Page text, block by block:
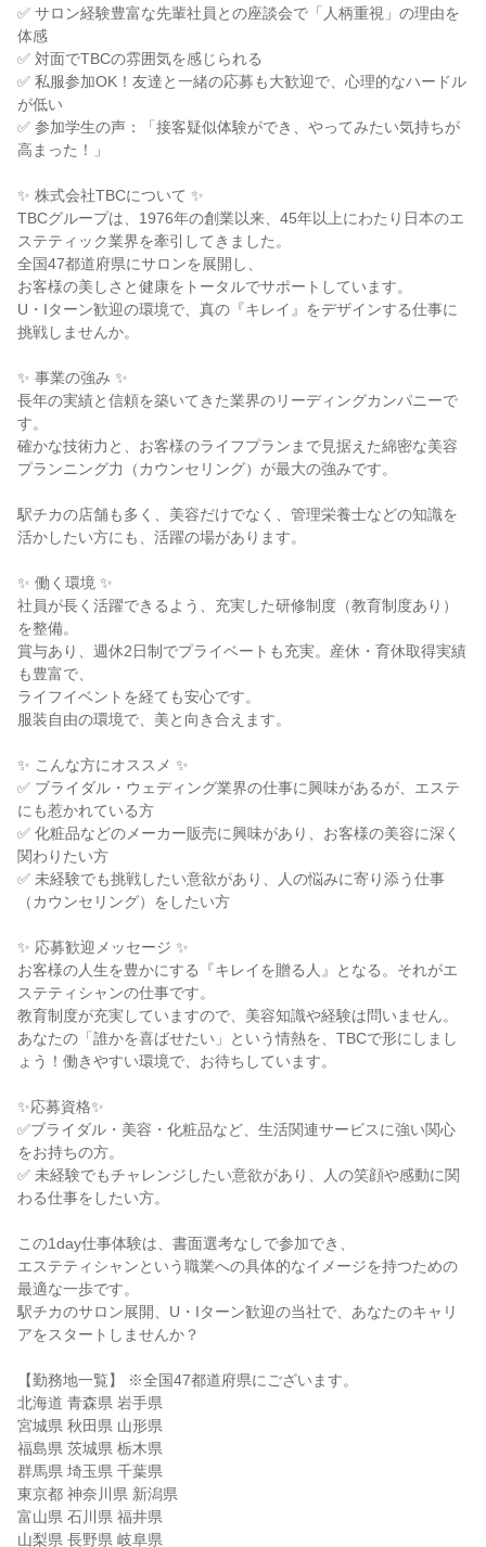
✅ サロン経験豊富な先輩社員との座談会で「人柄重視」の理由を
体感
✅ 対面でTBCの雰囲気を感じられる
✅ 私服参加OK！友達と一緒の応募も大歓迎で、心理的なハードル
が低い
✅ 参加学生の声：「接客疑似体験ができ、やってみたい気持ちが
高まった！」
✨ 株式会社TBCについて ✨
TBCグループは、1976年の創業以来、45年以上にわたり日本のエ
ステティック業界を牽引してきました。
全国47都道府県にサロンを展開し、
お客様の美しさと健康をトータルでサポートしています。
U・Iターン歓迎の環境で、真の『キレイ』をデザインする仕事に
挑戦しませんか。
✨ 事業の強み ✨
長年の実績と信頼を築いてきた業界のリーディングカンパニーで
す。
確かな技術力と、お客様のライフプランまで見据えた綿密な美容
プランニング力（カウンセリング）が最大の強みです。
駅チカの店舗も多く、美容だけでなく、管理栄養士などの知識を
活かしたい方にも、活躍の場があります。
✨ 働く環境 ✨
社員が長く活躍できるよう、充実した研修制度（教育制度あり）
を整備。
賞与あり、週休2日制でプライベートも充実。産休・育休取得実績
も豊富で、
ライフイベントを経ても安心です。
服装自由の環境で、美と向き合えます。
✨ こんな方にオススメ ✨
✅ ブライダル・ウェディング業界の仕事に興味があるが、エステ
にも惹かれている方
✅ 化粧品などのメーカー販売に興味があり、お客様の美容に深く
関わりたい方
✅ 未経験でも挑戦したい意欲があり、人の悩みに寄り添う仕事
（カウンセリング）をしたい方
✨ 応募歓迎メッセージ ✨
お客様の人生を豊かにする『キレイを贈る人』となる。それがエ
ステティシャンの仕事です。
教育制度が充実していますので、美容知識や経験は問いません。
あなたの「誰かを喜ばせたい」という情熱を、TBCで形にしまし
ょう！働きやすい環境で、お待ちしています。
✨応募資格✨
✅ブライダル・美容・化粧品など、生活関連サービスに強い関心
をお持ちの方。
✅ 未経験でもチャレンジしたい意欲があり、人の笑顔や感動に関
わる仕事をしたい方。
この1day仕事体験は、書面選考なしで参加でき、
エステティシャンという職業への具体的なイメージを持つための
最適な一歩です。
駅チカのサロン展開、U・Iターン歓迎の当社で、あなたのキャリ
アをスタートしませんか？
【勤務地一覧】 ※全国47都道府県にございます。
北海道 青森県 岩手県
宮城県 秋田県 山形県
福島県 茨城県 栃木県
群馬県 埼玉県 千葉県
東京都 神奈川県 新潟県
富山県 石川県 福井県
山梨県 長野県 岐阜県